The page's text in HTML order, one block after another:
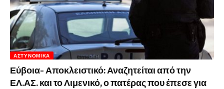
ΑΣΤΥΝΟΜΙΚΆ
Εύβοια- Αποκλειστικό: Αναζητείται από την
ΕΛ.ΑΣ. και το Λιμενικό, ο πατέρας που έπεσε για